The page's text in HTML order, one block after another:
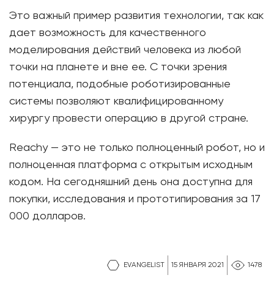
EVANGELIST 15 ЯНВАРЯ 2021 1478
Это важный пример развития технологии, так как
дает возможность для качественного
моделирования действий человека из любой
точки на планете и вне ее. С точки зрения
потенциала, подобные роботизированные
системы позволяют квалифицированному
хирургу провести операцию в другой стране.
Reachy — это не только полноценный робот, но и
полноценная платформа с открытым исходным
кодом. На сегодняшний день она доступна для
покупки, исследования и прототипирования за 17
000 долларов.